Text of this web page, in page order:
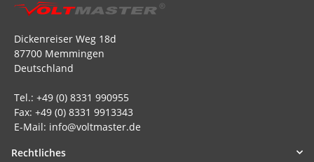
Dickenreiser Weg 18d
87700 Memmingen
Deutschland
Tel.: +49 (0) 8331 990955
Fax: +49 (0) 8331 9913343
E-Mail: info@voltmaster.de
Rechtliches